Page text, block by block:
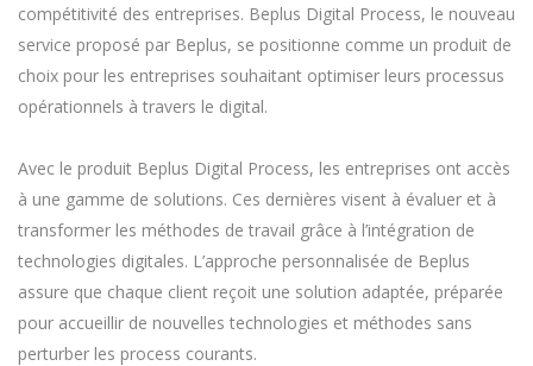
compétitivité des entreprises. Beplus Digital Process, le nouveau
service proposé par Beplus, se positionne comme un produit de
choix pour les entreprises souhaitant optimiser leurs processus
opérationnels à travers le digital.
Avec le produit Beplus Digital Process, les entreprises ont accès
à une gamme de solutions. Ces dernières visent à évaluer et à
transformer les méthodes de travail grâce à l’intégration de
technologies digitales. L’approche personnalisée de Beplus
assure que chaque client reçoit une solution adaptée, préparée
pour accueillir de nouvelles technologies et méthodes sans
perturber les process courants.